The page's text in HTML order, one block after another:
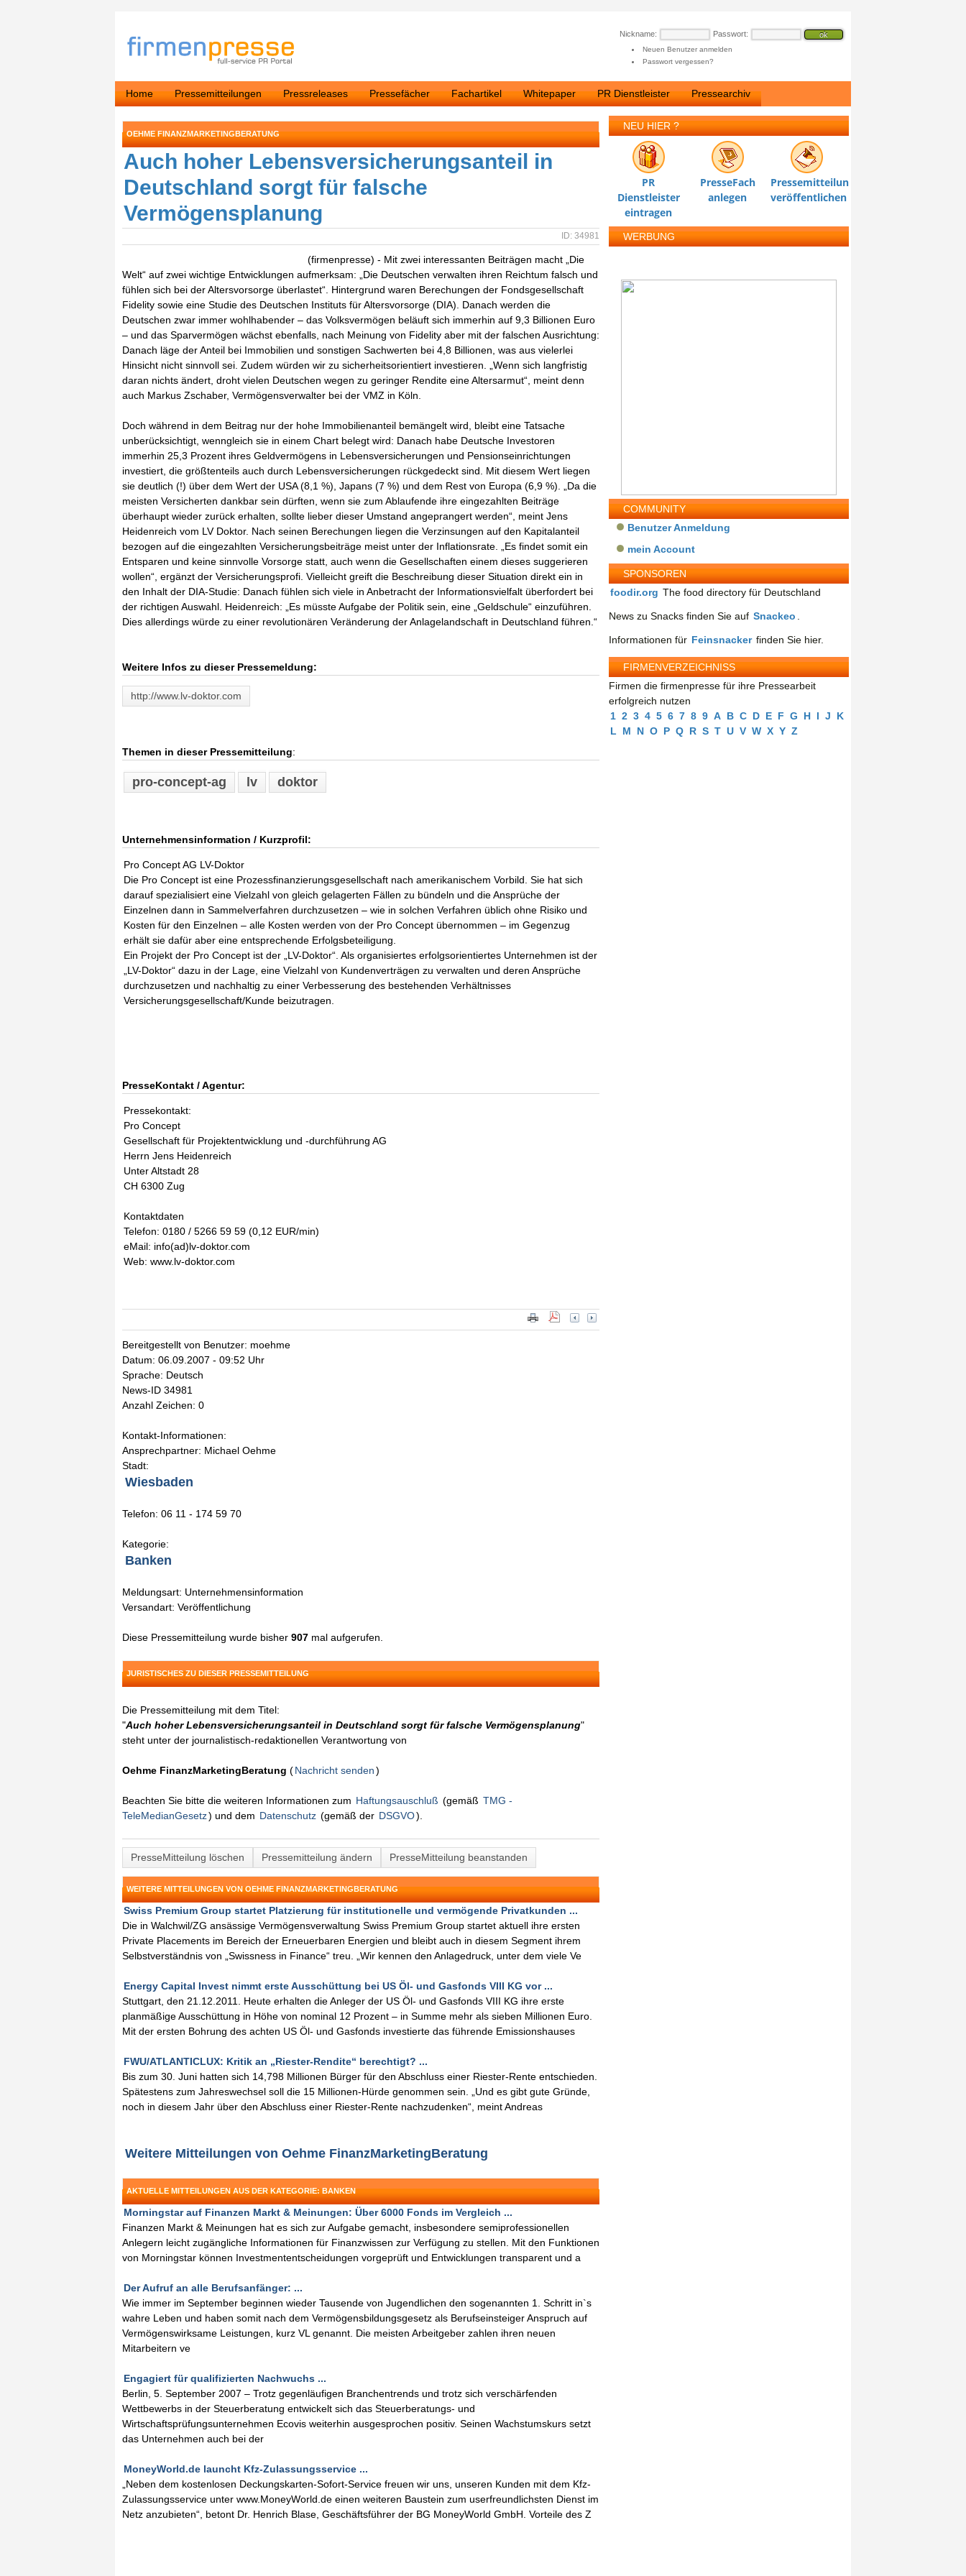
Nickname: Passwort:
Neuen Benutzer anmelden
Passwort vergessen?
Home Pressemitteilungen Pressreleases Pressefächer Fachartikel Whitepaper PR Dienstleister Pressearchiv
OEHME FINANZMARKETINGBERATUNG
Auch hoher Lebensversicherungsanteil in
Deutschland sorgt für falsche
Vermögensplanung
ID: 34981
(firmenpresse) - Mit zwei interessanten Beiträgen macht „Die
Welt“ auf zwei wichtige Entwicklungen aufmerksam: „Die Deutschen verwalten ihren Reichtum falsch und
fühlen sich bei der Altersvorsorge überlastet“. Hintergrund waren Berechungen der Fondsgesellschaft
Fidelity sowie eine Studie des Deutschen Instituts für Altersvorsorge (DIA). Danach werden die
Deutschen zwar immer wohlhabender – das Volksvermögen beläuft sich immerhin auf 9,3 Billionen Euro
– und das Sparvermögen wächst ebenfalls, nach Meinung von Fidelity aber mit der falschen Ausrichtung:
Danach läge der Anteil bei Immobilien und sonstigen Sachwerten bei 4,8 Billionen, was aus vielerlei
Hinsicht nicht sinnvoll sei. Zudem würden wir zu sicherheitsorientiert investieren. „Wenn sich langfristig
daran nichts ändert, droht vielen Deutschen wegen zu geringer Rendite eine Altersarmut“, meint denn
auch Markus Zschaber, Vermögensverwalter bei der VMZ in Köln.
Doch während in dem Beitrag nur der hohe Immobilienanteil bemängelt wird, bleibt eine Tatsache
unberücksichtigt, wenngleich sie in einem Chart belegt wird: Danach habe Deutsche Investoren
immerhin 25,3 Prozent ihres Geldvermögens in Lebensversicherungen und Pensionseinrichtungen
investiert, die größtenteils auch durch Lebensversicherungen rückgedeckt sind. Mit diesem Wert liegen
sie deutlich (!) über dem Wert der USA (8,1 %), Japans (7 %) und dem Rest von Europa (6,9 %). „Da die
meisten Versicherten dankbar sein dürften, wenn sie zum Ablaufende ihre eingezahlten Beiträge
überhaupt wieder zurück erhalten, sollte lieber dieser Umstand angeprangert werden“, meint Jens
Heidenreich vom LV Doktor. Nach seinen Berechungen liegen die Verzinsungen auf den Kapitalanteil
bezogen auf die eingezahlten Versicherungsbeiträge meist unter der Inflationsrate. „Es findet somit ein
Entsparen und keine sinnvolle Vorsorge statt, auch wenn die Gesellschaften einem dieses suggerieren
wollen“, ergänzt der Versicherungsprofi. Vielleicht greift die Beschreibung dieser Situation direkt ein in
den Inhalt der DIA-Studie: Danach fühlen sich viele in Anbetracht der Informationsvielfalt überfordert bei
der richtigen Auswahl. Heidenreich: „Es müsste Aufgabe der Politik sein, eine „Geldschule“ einzuführen.
Dies allerdings würde zu einer revolutionären Veränderung der Anlagelandschaft in Deutschland führen.“
Weitere Infos zu dieser Pressemeldung:
http://www.lv-doktor.com
Themen in dieser Pressemitteilung:
pro-concept-ag lv doktor
Unternehmensinformation / Kurzprofil:
Pro Concept AG LV-Doktor
Die Pro Concept ist eine Prozessfinanzierungsgesellschaft nach amerikanischem Vorbild. Sie hat sich
darauf spezialisiert eine Vielzahl von gleich gelagerten Fällen zu bündeln und die Ansprüche der
Einzelnen dann in Sammelverfahren durchzusetzen – wie in solchen Verfahren üblich ohne Risiko und
Kosten für den Einzelnen – alle Kosten werden von der Pro Concept übernommen – im Gegenzug
erhält sie dafür aber eine entsprechende Erfolgsbeteiligung.
Ein Projekt der Pro Concept ist der „LV-Doktor“. Als organisiertes erfolgsorientiertes Unternehmen ist der
„LV-Doktor“ dazu in der Lage, eine Vielzahl von Kundenverträgen zu verwalten und deren Ansprüche
durchzusetzen und nachhaltig zu einer Verbesserung des bestehenden Verhältnisses
Versicherungsgesellschaft/Kunde beizutragen.
PresseKontakt / Agentur:
Pressekontakt:
Pro Concept
Gesellschaft für Projektentwicklung und -durchführung AG
Herrn Jens Heidenreich
Unter Altstadt 28
CH 6300 Zug
Kontaktdaten
Telefon: 0180 / 5266 59 59 (0,12 EUR/min)
eMail: info(ad)lv-doktor.com
Web: www.lv-doktor.com
Bereitgestellt von Benutzer: moehme
Datum: 06.09.2007 - 09:52 Uhr
Sprache: Deutsch
News-ID 34981
Anzahl Zeichen: 0
Kontakt-Informationen:
Ansprechpartner: Michael Oehme
Stadt:
Wiesbaden
Telefon: 06 11 - 174 59 70
Kategorie:
Banken
Meldungsart: Unternehmensinformation
Versandart: Veröffentlichung
Diese Pressemitteilung wurde bisher 907 mal aufgerufen.
JURISTISCHES ZU DIESER PRESSEMITTEILUNG
Die Pressemitteilung mit dem Titel:
"Auch hoher Lebensversicherungsanteil in Deutschland sorgt für falsche Vermögensplanung"
steht unter der journalistisch-redaktionellen Verantwortung von
Oehme FinanzMarketingBeratung (Nachricht senden)
Beachten Sie bitte die weiteren Informationen zum Haftungsauschluß (gemäß TMG -
TeleMedianGesetz) und dem Datenschutz (gemäß der DSGVO).
PresseMitteilung löschen Pressemitteilung ändern PresseMitteilung beanstanden
WEITERE MITTEILUNGEN VON OEHME FINANZMARKETINGBERATUNG
Swiss Premium Group startet Platzierung für institutionelle und vermögende Privatkunden ...
Die in Walchwil/ZG ansässige Vermögensverwaltung Swiss Premium Group startet aktuell ihre ersten
Private Placements im Bereich der Erneuerbaren Energien und bleibt auch in diesem Segment ihrem
Selbstverständnis von „Swissness in Finance“ treu. „Wir kennen den Anlagedruck, unter dem viele Ve
Energy Capital Invest nimmt erste Ausschüttung bei US Öl- und Gasfonds VIII KG vor ...
Stuttgart, den 21.12.2011. Heute erhalten die Anleger der US Öl- und Gasfonds VIII KG ihre erste
planmäßige Ausschüttung in Höhe von nominal 12 Prozent – in Summe mehr als sieben Millionen Euro.
Mit der ersten Bohrung des achten US Öl- und Gasfonds investierte das führende Emissionshauses
FWU/ATLANTICLUX: Kritik an „Riester-Rendite“ berechtigt? ...
Bis zum 30. Juni hatten sich 14,798 Millionen Bürger für den Abschluss einer Riester-Rente entschieden.
Spätestens zum Jahreswechsel soll die 15 Millionen-Hürde genommen sein. „Und es gibt gute Gründe,
noch in diesem Jahr über den Abschluss einer Riester-Rente nachzudenken“, meint Andreas
Weitere Mitteilungen von Oehme FinanzMarketingBeratung
AKTUELLE MITTEILUNGEN AUS DER KATEGORIE: BANKEN
Morningstar auf Finanzen Markt & Meinungen: Über 6000 Fonds im Vergleich ...
Finanzen Markt & Meinungen hat es sich zur Aufgabe gemacht, insbesondere semiprofessionellen
Anlegern leicht zugängliche Informationen für Finanzwissen zur Verfügung zu stellen. Mit den Funktionen
von Morningstar können Investmententscheidungen vorgeprüft und Entwicklungen transparent und a
Der Aufruf an alle Berufsanfänger: ...
Wie immer im September beginnen wieder Tausende von Jugendlichen den sogenannten 1. Schritt in`s
wahre Leben und haben somit nach dem Vermögensbildungsgesetz als Berufseinsteiger Anspruch auf
Vermögenswirksame Leistungen, kurz VL genannt. Die meisten Arbeitgeber zahlen ihren neuen
Mitarbeitern ve
Engagiert für qualifizierten Nachwuchs ...
Berlin, 5. September 2007 – Trotz gegenläufigen Branchentrends und trotz sich verschärfenden
Wettbewerbs in der Steuerberatung entwickelt sich das Steuerberatungs- und
Wirtschaftsprüfungsunternehmen Ecovis weiterhin ausgesprochen positiv. Seinen Wachstumskurs setzt
das Unternehmen auch bei der
MoneyWorld.de launcht Kfz-Zulassungsservice ...
„Neben dem kostenlosen Deckungskarten-Sofort-Service freuen wir uns, unseren Kunden mit dem Kfz-
Zulassungsservice unter www.MoneyWorld.de einen weiteren Baustein zum userfreundlichsten Dienst im
Netz anzubieten“, betont Dr. Henrich Blase, Geschäftsführer der BG MoneyWorld GmbH. Vorteile des Z
NEU HIER ?
PR
Dienstleister
eintragen
PresseFach
anlegen
Pressemitteilung
veröffentlichen
WERBUNG
COMMUNITY
Benutzer Anmeldung
mein Account
SPONSOREN
foodir.org The food directory für Deutschland
News zu Snacks finden Sie auf Snackeo
Informationen für Feinsnacker finden Sie hier.
FIRMENVERZEICHNISS
Firmen die firmenpresse für ihre Pressearbeit
erfolgreich nutzen
1 2 3 4 5 6 7 8 9 A B C D E F G H I J
K
L
M N O P Q R S T U V W X Y Z